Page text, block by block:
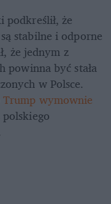
są stabilne i odporne
że jednym z
powinna być stała
w Polsce.
Trump wymownie